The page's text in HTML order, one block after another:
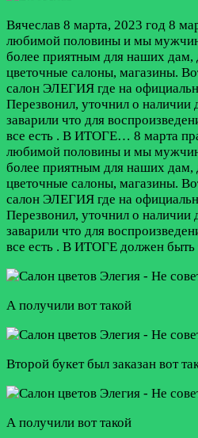
Вячеслав 8 марта, 2023 год 8
любимой половины и мы
более приятным для наших дам,
цветочные салоны, магазины.
салон ЭЛЕГИЯ где на
Перезвонил, уточнил о наличии
заварили что для
все есть . В ИТОГЕ… 8 марта
любимой половины и мы
более приятным для наших дам,
цветочные салоны, магазины.
салон ЭЛЕГИЯ где на
Перезвонил, уточнил о наличии
заварили что для
все есть . В ИТОГЕ должен быть
А получили вот такой
Второй букет был заказан вот
А получили вот такой